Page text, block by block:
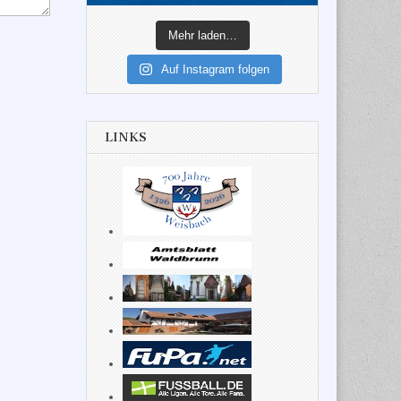
Mehr laden…
Auf Instagram folgen
LINKS